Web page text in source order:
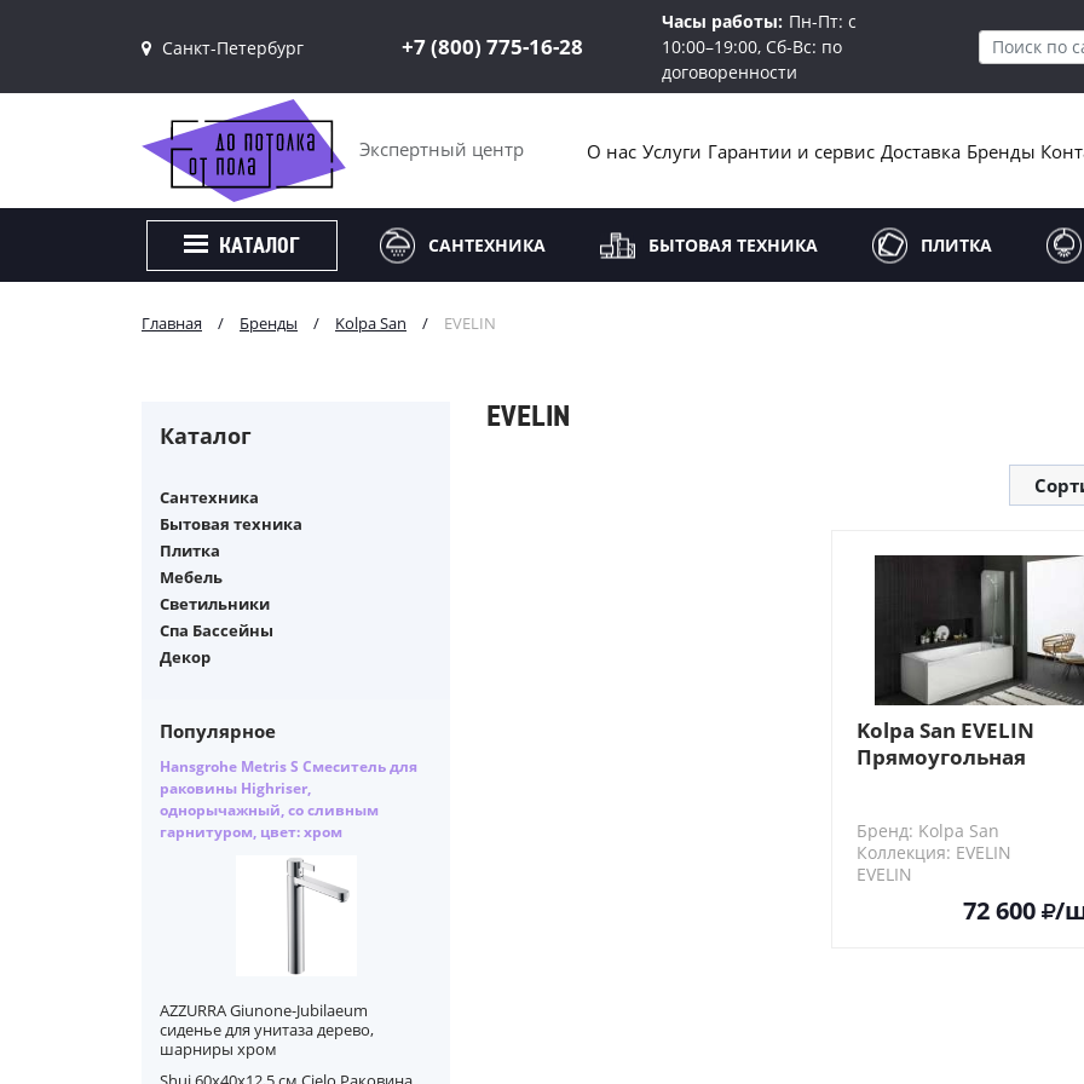
Санкт-Петербург
+7 (800) 775-16-28
Часы работы: Пн-Пт: с
10:00–19:00, Сб-Вс: по
договоренности
Экспертный центр О нас Услуги Гарантии и сервис Доставка Бренды
КАТАЛОГ САНТЕХНИКА БЫТОВАЯ ТЕХНИКА ПЛИТКА
Главная / Бренды / Kolpa San / EVELIN
Каталог
Сантехника
Бытовая техника
Плитка
Мебель
Светильники
Спа Бассейны
Декор
Популярное
Hansgrohe Metris S Смеситель для
раковины Highriser,
однорычажный, со сливным
гарнитуром, цвет: хром
AZZURRA Giunone-Jubilaeum
сиденье для унитаза дерево,
шарниры хром
EVELIN
Kolpa San EVELIN
Прямоугольная
Бренд: Kolpa San
Коллекция: EVELIN
EVELIN
72 600 /